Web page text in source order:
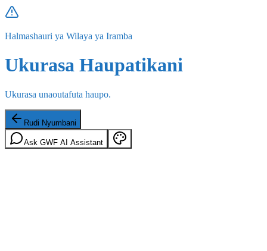
Halmashauri ya Wilaya ya Iramba
Ukurasa Haupatikani
Ukurasa unaoutafuta haupo.
Rudi Nyumbani
Ask GWF AI Assistant